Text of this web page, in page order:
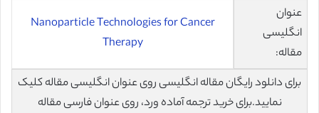
عنوان
انگلیسی
مقاله:
Nanoparticle Technologies for Cancer
Therapy
برای دانلود رایگان مقاله انگلیسی روی عنوان انگلیسی مقاله کلیک
نمایید.برای خرید ترجمه آماده ورد، روی عنوان فارسی مقاله